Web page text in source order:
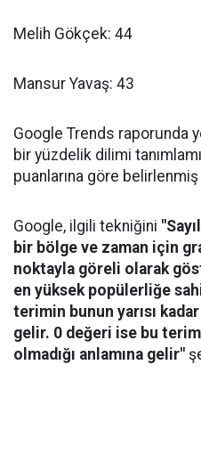
Melih Gökçek: 44
Mansur Yavaş: 43
Google Trends raporunda
bir yüzdelik dilimi
puanlarına göre
Google, ilgili tekniğini
bir bölge ve zaman için
noktayla göreli olarak
en yüksek popülerliğe
terimin bunun yarısı
gelir. 0 değeri ise bu
olmadığı anlamına gelir"